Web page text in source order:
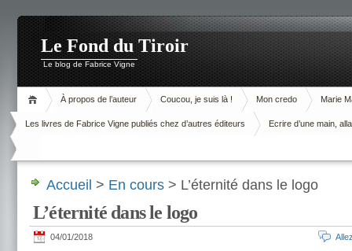
Le Fond du Tiroir
Le blog de Fabrice Vigne
À propos de l’auteur Coucou, je suis là ! Mon credo Marie
Les livres de Fabrice Vigne publiés chez d’autres éditeurs Ecrire d’une main,
Accueil > En cours > L’éternité dans le logo
L’éternité dans le logo
04/01/2018